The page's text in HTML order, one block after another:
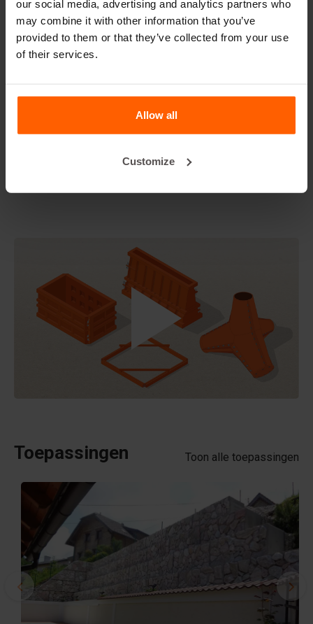
our social media, advertising and analytics partners who
may combine it with other information that you’ve
provided to them or that they’ve collected from your use
of their services.
Allow all
Customize
Verhuurt Betonblock® mallen?
Onze betonblokmal van 180x60x60 cm is perfect voor het
creëren van slanke, maar stevige betonblokken. De
het construeren van duurzame en esthetische barrières in
Toepassingen Toon alle toepassingen